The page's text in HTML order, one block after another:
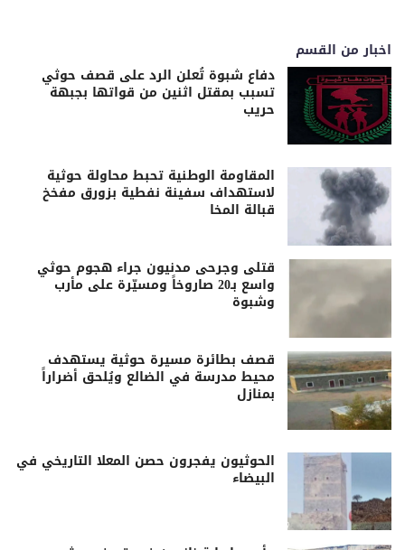
اخبار من القسم
دفاع شبوة تُعلن الرد على قصف حوثي
تسبب بمقتل اثنين من قواتها بجبهة
حريب
المقاومة الوطنية تحبط محاولة حوثية
لاستهداف سفينة نفطية بزورق مفخخ
قبالة المخا
قتلى وجرحى مدنيون جراء هجوم حوثي
واسع بـ20 صاروخاً ومسيّرة على مأرب
وشبوة
قصف بطائرة مسيرة حوثية يستهدف
محيط مدرسة في الضالع ويُلحق أضراراً
بمنازل
الحوثيون يفجرون حصن المعلا التاريخي في
البيضاء